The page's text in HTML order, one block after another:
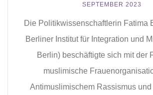
SEPTEMBER 2023
Die Politikwissenschaftlerin Fatima
Berliner Institut für Integration und
Berlin) beschäftigte sich mit der
muslimische
Antimuslimischem Rassismus